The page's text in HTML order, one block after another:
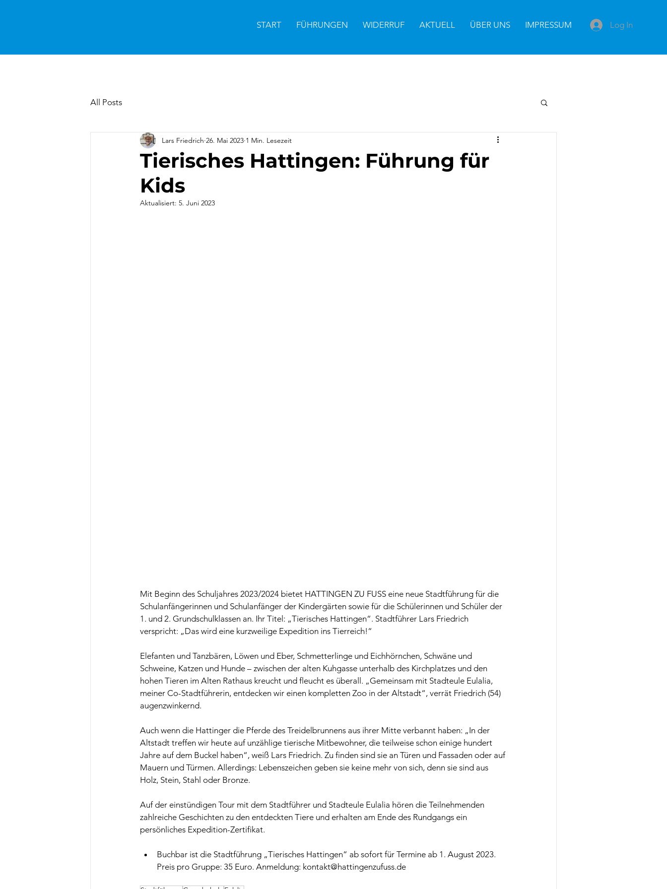
START FÜHRUNGEN WIDERRUF AKTUELL ÜBER UNS IMPRESSUM Log In
All Posts
Tierisches Hattingen: Führung für
Kids
Lars Friedrich 26. Mai 2023 1 Min. Lesezeit
Aktualisiert: 5. Juni 2023
Mit Beginn des Schuljahres 2023/2024 bietet HATTINGEN ZU FUSS eine neue Stadtführung für die
Schulanfängerinnen und Schulanfänger der Kindergärten sowie für die Schülerinnen und Schüler der
1. und 2. Grundschulklassen an. Ihr Titel: „Tierisches Hattingen“. Stadtführer Lars Friedrich
verspricht: „Das wird eine kurzweilige Expedition ins Tierreich!“
Elefanten und Tanzbären, Löwen und Eber, Schmetterlinge und Eichhörnchen, Schwäne und
Schweine, Katzen und Hunde – zwischen der alten Kuhgasse unterhalb des Kirchplatzes und den
hohen Tieren im Alten Rathaus kreucht und fleucht es überall. „Gemeinsam mit Stadteule Eulalia,
meiner Co-Stadtführerin, entdecken wir einen kompletten Zoo in der Altstadt“, verrät Friedrich (54)
augenzwinkernd.
Auch wenn die Hattinger die Pferde des Treidelbrunnens aus ihrer Mitte verbannt haben: „In der
Altstadt treffen wir heute auf unzählige tierische Mitbewohner, die teilweise schon einige hundert
Jahre auf dem Buckel haben“, weiß Lars Friedrich. Zu finden sind sie an Türen und Fassaden oder auf
Mauern und Türmen. Allerdings: Lebenszeichen geben sie keine mehr von sich, denn sie sind aus
Holz, Stein, Stahl oder Bronze.
Auf der einstündigen Tour mit dem Stadtführer und Stadteule Eulalia hören die Teilnehmenden
zahlreiche Geschichten zu den entdeckten Tiere und erhalten am Ende des Rundgangs ein
persönliches Expedition-Zertifikat.
Buchbar ist die Stadtführung „Tierisches Hattingen“ ab sofort für Termine ab 1. August 2023.
Preis pro Gruppe: 35 Euro. Anmeldung: kontakt@hattingenzufuss.de